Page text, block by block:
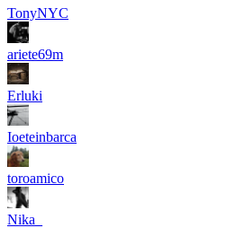
TonyNYC
ariete69m
Erluki
Ioeteinbarca
toroamico
Nika_